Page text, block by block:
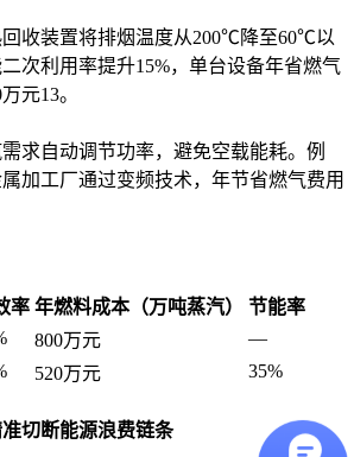
收装置将排烟温度从200℃降至60℃以
次利用率提升15%，单台设备年省燃气
元13。
求自动调节功率，避免空载能耗。例
加工厂通过变频技术，年节省燃气费用
率 年燃料成本（万吨蒸汽）
节能率
800万元
—
520万元 35%
切断能源浪费链条